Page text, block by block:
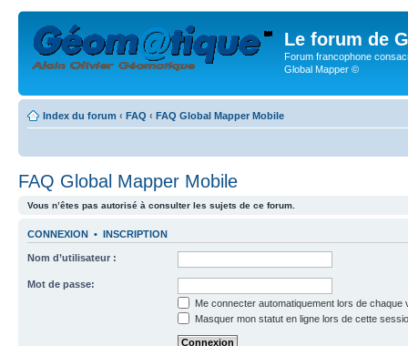
Le forum de
Forum francophone
Global Mapper ©
Index du forum ‹ FAQ ‹ FAQ Global Mapper Mobile
FAQ Global Mapper Mobile
Vous n’êtes pas autorisé à consulter les sujets de ce forum.
CONNEXION • INSCRIPTION
Nom d’utilisateur :
Mot de passe:
Me connecter automatiquement lors de chaque
Masquer mon statut en ligne lors de cette